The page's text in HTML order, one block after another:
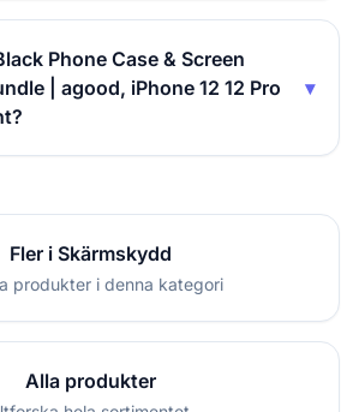
Phone Case & Screen
| agood, iPhone 12 12 Pro
▾
Fler i Skärmskydd
produkter i denna kategori
Alla produkter